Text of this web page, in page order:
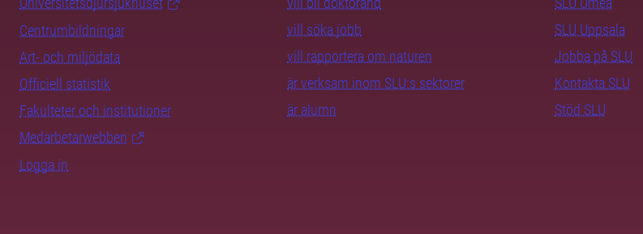
Centrumbildningar
Art- och miljödata
Officiell statistik
Fakulteter och institutioner
Medarbetarwebben
Logga in
vill söka jobb
vill rapportera om naturen
är verksam inom SLU:s sektorer
är alumn
SLU Uppsala
Jobba på SLU
Kontakta SLU
Stöd SLU